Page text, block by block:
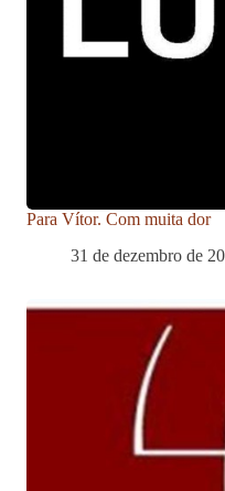
Para Vítor. Com muita dor
31 de dezembro de